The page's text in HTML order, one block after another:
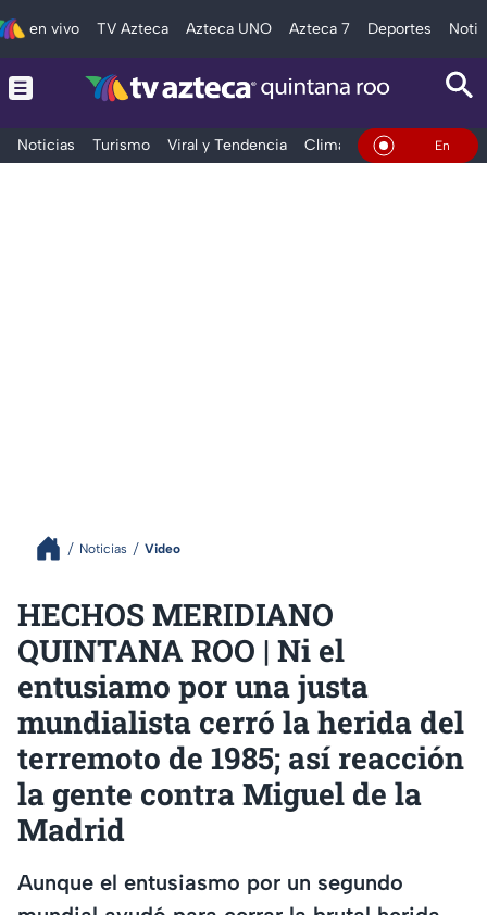
en vivo TV Azteca Azteca UNO Azteca 7 Deportes
Noticias Turismo Viral y Tendencia Clima Tráfico En Vivo
Noticias Video
HECHOS MERIDIANO
QUINTANA ROO | Ni el
entusiamo por una justa
mundialista cerró la herida del
terremoto de 1985; así reacción
la gente contra Miguel de la
Madrid
Aunque el entusiasmo por un segundo